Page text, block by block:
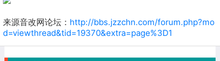
来源音改网论坛： http://bbs.jzzchn.com/forum.php?mo
d=viewthread&tid=19370&extra=page%3D1